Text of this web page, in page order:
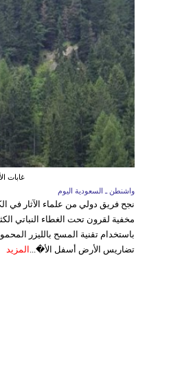
غابات
واشنطن ـ السعودية اليوم
نجح فريق دولي من علماء الآثار في
مخفية لقرون تحت الغطاء النباتي
تضاريس الأرض أسفل الأ�... المزيد